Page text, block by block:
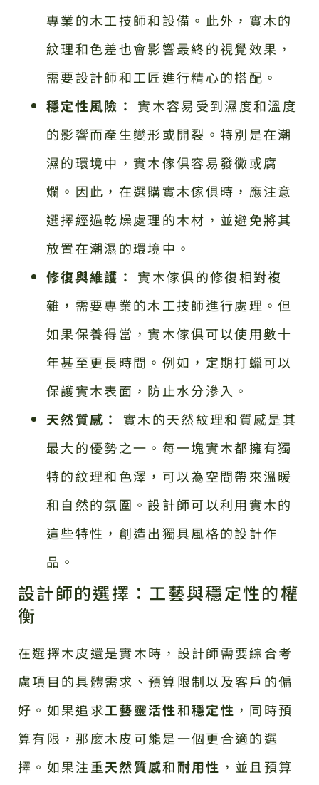
專業的木工技師和設備。此外，實木的
紋理和色差也會影響最終的視覺效果，
需要設計師和工匠進行精心的搭配。
穩定性風險： 實木容易受到濕度和溫度
的影響而產生變形或開裂。特別是在潮
濕的環境中，實木傢俱容易發黴或腐
爛。因此，在選購實木傢俱時，應注意
選擇經過乾燥處理的木材，並避免將其
放置在潮濕的環境中。
修復與維護： 實木傢俱的修復相對複
雜，需要專業的木工技師進行處理。但
如果保養得當，實木傢俱可以使用數十
年甚至更長時間。例如，定期打蠟可以
保護實木表面，防止水分滲入。
天然質感：
實木的天然紋理和質感是其
最大的優勢之一。每一塊實木都擁有獨
特的紋理和色澤，可以為空間帶來溫暖
和自然的氛圍。設計師可以利用實木的
這些特性，創造出獨具風格的設計作
品。
設計師的選擇：工藝與穩定性的權
衡
在選擇木皮還是實木時，設計師需要綜合考
慮項目的具體需求、預算限制以及客戶的偏
好。如果追求工藝靈活性和穩定性 ，同時預
算有限，那麼木皮可能是一個更合適的選
擇。如果注重天然質感和耐用性 ，並且預算